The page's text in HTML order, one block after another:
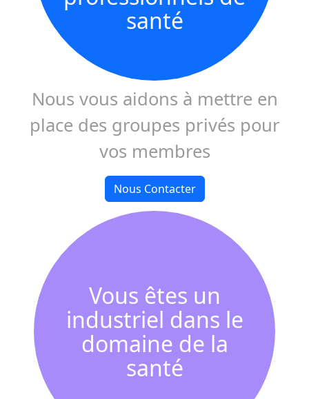
santé
Nous vous aidons à mettre en
place des groupes privés pour
vos membres
Nous Contacter
Vous êtes un
industriel dans le
domaine de la
santé